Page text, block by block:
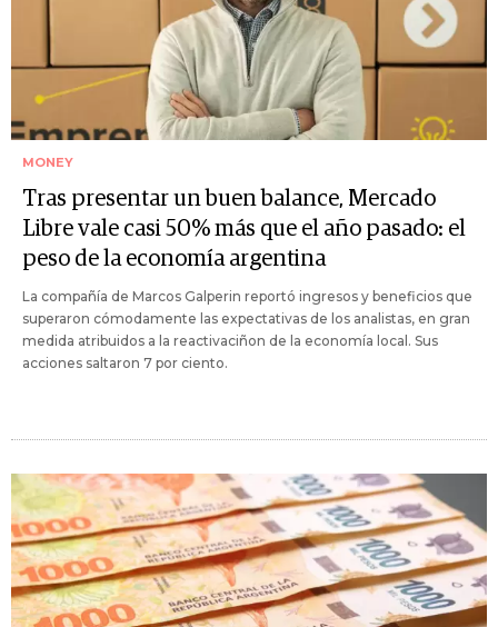
MONEY
Tras presentar un buen balance, Mercado
Libre vale casi 50% más que el año pasado: el
peso de la economía argentina
La compañía de Marcos Galperin reportó ingresos y beneficios que
superaron cómodamente las expectativas de los analistas, en gran
medida atribuidos a la reactivaciñon de la economía local. Sus
acciones saltaron 7 por ciento.